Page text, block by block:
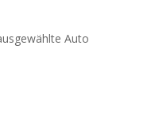
Auto